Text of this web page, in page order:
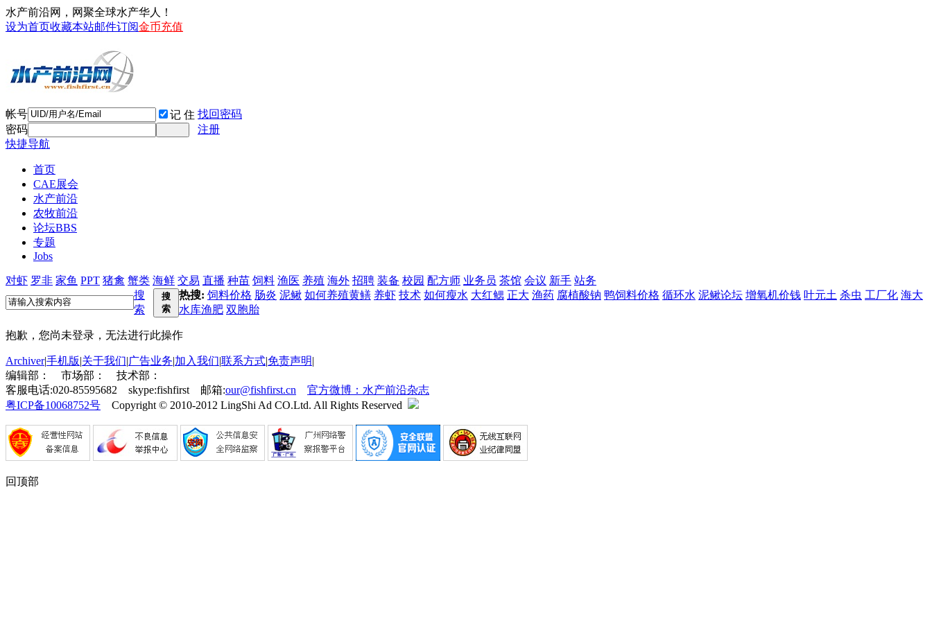
水产前沿网，网聚全球水产华人！
设为首页收藏本站邮件订阅金币充值
帐号 记 住 找回密码
密码
注册
快捷导航
首页
CAE展会
水产前沿
农牧前沿
论坛BBS
专题
Jobs
对虾 罗非 家鱼 PPT 猪禽 蟹类 海鲜 交易 直播 种苗 饲料 渔医 养殖 海外 招聘 装备 校园 配方师 业务员 茶馆 会议 新手 站务
搜
索
搜
索
热搜: 饲料价格 肠炎 泥鳅 如何养殖黄鳝 养虾 技术 如何瘦水 大红鳃 正大 渔药 腐植酸钠 鸭饲料价格 循环水 泥鳅论坛 增氧机价钱 叶元土 杀虫 工厂化 海大
水库渔肥 双胞胎
抱歉，您尚未登录，无法进行此操作
Archiver|手机版|关于我们|广告业务|加入我们|联系方式|免责声明|
编辑部：
市场部：
技术部：
客服电话:020-85595682 skype:fishfirst 邮箱:our@fishfirst.cn
官方微博：水产前沿杂志
粤ICP备10068752号
Copyright © 2010-2012 LingShi Ad CO.Ltd. All Rights Reserved
回顶部